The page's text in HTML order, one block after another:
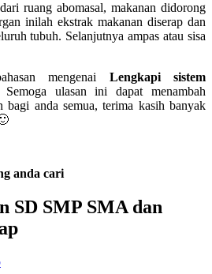
ruang abomasal, makanan didorong
inilah ekstrak makanan diserap dan
tubuh. Selanjutnya ampas atau sisa
mengenai Lengkapi sistem
ulasan ini dapat menambah
bagi anda semua, terima kasih banyak
anda cari
SD SMP SMA dan